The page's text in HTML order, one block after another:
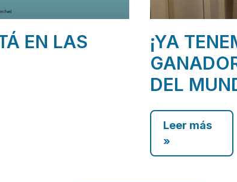
EN LAS
¡YA
DEL
Leer más
»